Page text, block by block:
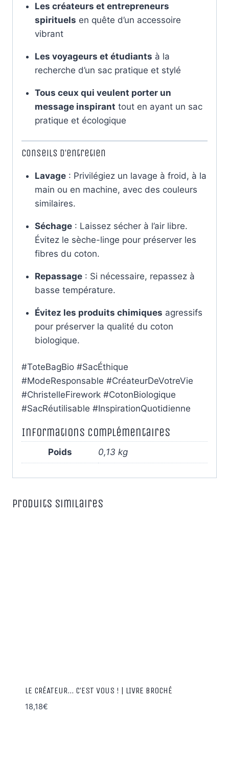
Les créateurs et entrepreneurs
spirituels en quête d’un accessoire
vibrant
Les voyageurs et étudiants à la
recherche d’un sac pratique et stylé
Tous ceux qui veulent porter un
message inspirant tout en ayant un sac
pratique et écologique
Conseils d’entretien
Lavage: Privilégiez un lavage à froid, à la
main ou en machine, avec des couleurs
similaires.
Séchage: Laissez sécher à l’air libre.
Évitez le sèche-linge pour préserver les
fibres du coton.
Repassage: Si nécessaire, repassez à
basse température.
Évitez les produits chimiques agressifs
pour préserver la qualité du coton
biologique.
#ToteBagBio #SacÉthique
#ModeResponsable #CréateurDeVotreVie
#ChristelleFirework #CotonBiologique
#SacRéutilisable #InspirationQuotidienne
Informations complémentaires
Poids 0,13 kg
Produits similaires
LE CRÉATEUR… C’EST VOUS ! | LIVRE BROCHÉ
18,18€